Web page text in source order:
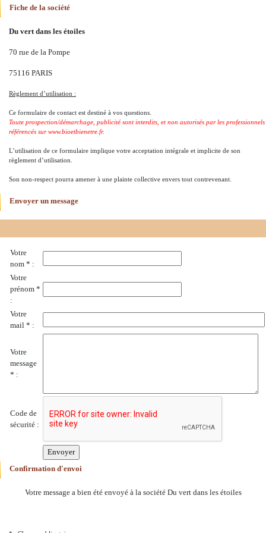
Fiche de la société
Du vert dans les étoiles
70 rue de la Pompe
75116 PARIS
Règlement d’utilisation :
Ce formulaire de contact est destiné à vos questions.
Toute prospection/démarchage, publicité sont interdits, et non autorisés par les professionnels
référencés sur www.bioetbienetre.fr.
L’utilisation de ce formulaire implique votre acceptation intégrale et implicite de son
règlement d’utilisation.
Son non-respect pourra amener à une plainte collective envers tout contrevenant.
Envoyer un message
Votre
nom * :
Votre
prénom *
:
Votre
mail * :
Votre
message
* :
Code de
sécurité :
Confirmation d'envoi
Votre message a bien été envoyé à la société Du vert dans les étoiles